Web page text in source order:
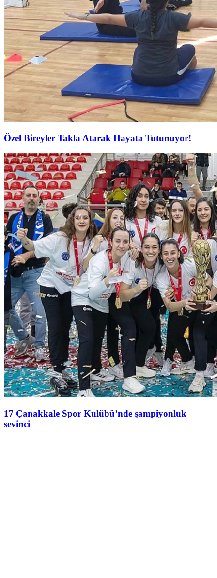
Özel Bireyler Takla Atarak Hayata Tutunuyor!
17 Çanakkale Spor Kulübü’nde şampiyonluk
sevinci